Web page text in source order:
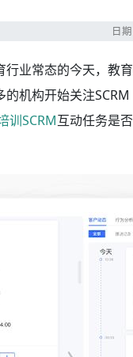
日
行业常态的今天，教
机构开始关注
训SCRM互动任务是